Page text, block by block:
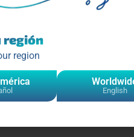
una historia que resuene
de contenido,
para el éxito en este
región
region
English